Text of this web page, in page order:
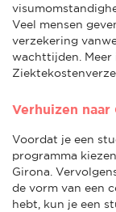
Veel mensen
verzekering
wachttijden. Meer
Verhuizen
Voordat je een
programma
Girona.
de vorm van een
hebt, kun je een